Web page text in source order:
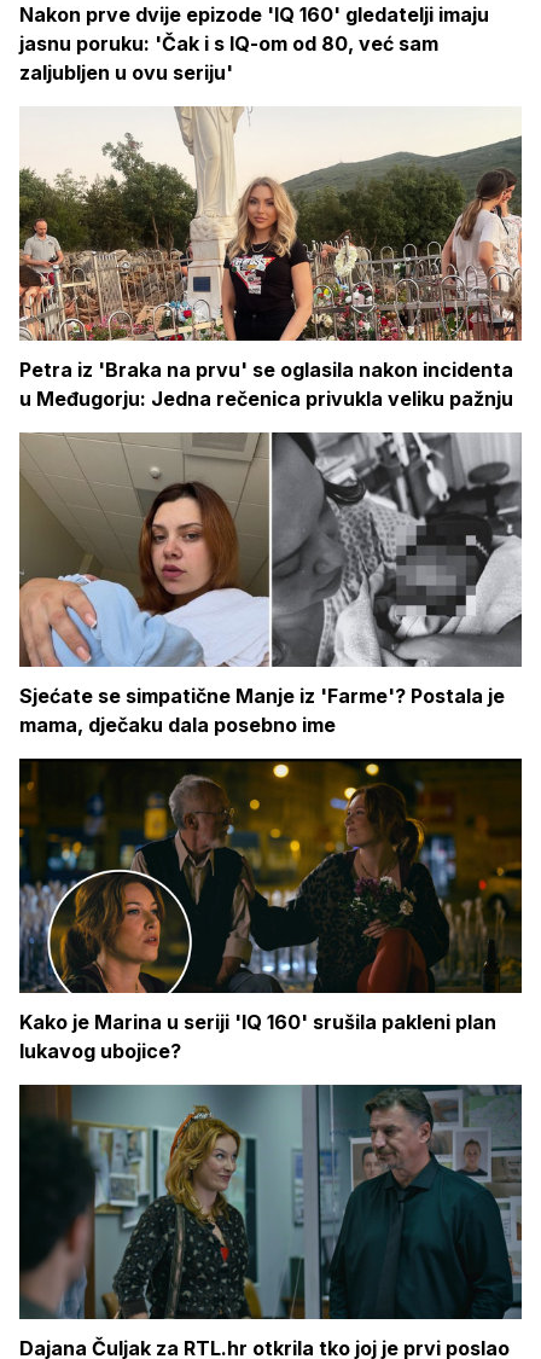
Nakon prve dvije epizode 'IQ 160' gledatelji imaju
jasnu poruku: 'Čak i s IQ-om od 80, već sam
zaljubljen u ovu seriju'
Petra iz 'Braka na prvu' se oglasila nakon incidenta
u Međugorju: Jedna rečenica privukla veliku pažnju
Sjećate se simpatične Manje iz 'Farme'? Postala je
mama, dječaku dala posebno ime
Kako je Marina u seriji 'IQ 160' srušila pakleni plan
lukavog ubojice?
Dajana Čuljak za RTL.hr otkrila tko joj je prvi poslao